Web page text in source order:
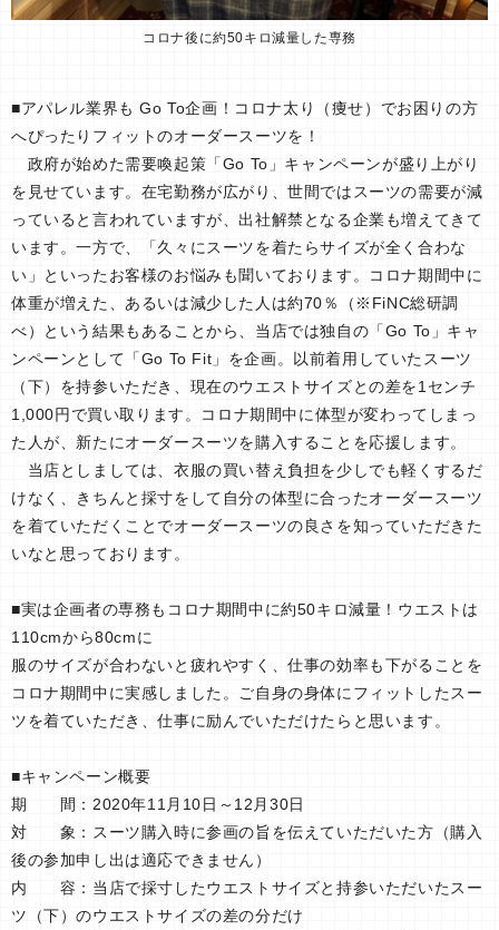
コロナ後に約50キロ減量した専務
■アパレル業界も Go To企画！コロナ太り（痩せ）でお困りの方
へぴったりフィットのオーダースーツを！
政府が始めた需要喚起策「Go To」キャンペーンが盛り上がり
を見せています。在宅勤務が広がり、世間ではスーツの需要が減
っていると言われていますが、出社解禁となる企業も増えてきて
います。一方で、「久々にスーツを着たらサイズが全く合わな
い」といったお客様のお悩みも聞いております。コロナ期間中に
体重が増えた、あるいは減少した人は約70％（※FiNC総研調
べ）という結果もあることから、当店では独自の「Go To」キャ
ンペーンとして「Go To Fit」を企画。以前着用していたスーツ
（下）を持参いただき、現在のウエストサイズとの差を1センチ
1,000円で買い取ります。コロナ期間中に体型が変わってしまっ
た人が、新たにオーダースーツを購入することを応援します。
当店としましては、衣服の買い替え負担を少しでも軽くするだ
けなく、きちんと採寸をして自分の体型に合ったオーダースーツ
を着ていただくことでオーダースーツの良さを知っていただきた
いなと思っております。
■実は企画者の専務もコロナ期間中に約50キロ減量！ウエストは
110cmから80cmに
服のサイズが合わないと疲れやすく、仕事の効率も下がることを
コロナ期間中に実感しました。ご自身の身体にフィットしたスー
ツを着ていただき、仕事に励んでいただけたらと思います。
■キャンペーン概要
期 間：2020年11月10日～12月30日
対 象：スーツ購入時に参画の旨を伝えていただいた方（購入
後の参加申し出は適応できません）
内 容：当店で採寸したウエストサイズと持参いただいたスー
ツ（下）のウエストサイズの差の分だけ